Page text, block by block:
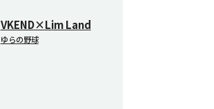
VKEND×Lim Land
ゆらの野球